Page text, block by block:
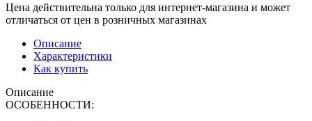
Цена действительна только для интернет-магазина и может
отличаться от цен в розничных магазинах
Описание
Характеристики
Как купить
Описание
ОСОБЕННОСТИ: